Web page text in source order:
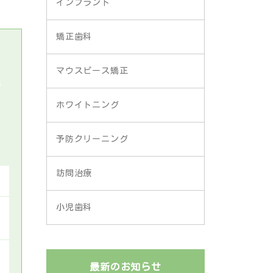
インプラント
矯正歯科
マウスピース矯正
ホワイトニング
予防クリーニング
訪問治療
小児歯科
最新のお知らせ